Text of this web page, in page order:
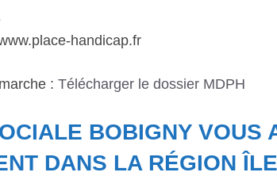
handicap.fr
: Télécharger le dossier MDPH
BOBIGNY VOUS
DANS LA RÉGION